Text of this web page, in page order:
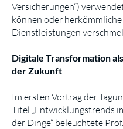
Versicherungen“)
können oder
Dienstleistungen
Digitale Transformation
der Zukunft
Im ersten Vortrag der
Titel „Entwicklungstrends
der Dinge“ beleuchtete